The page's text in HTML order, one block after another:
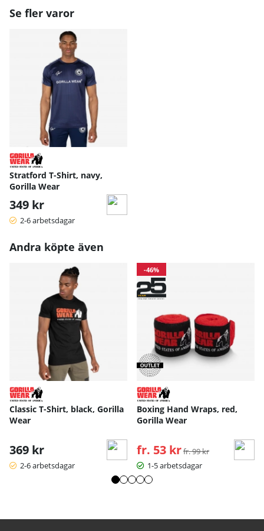
Se fler varor
Stratford T-Shirt, navy,
Gorilla Wear
349 kr
2-6 arbetsdagar
Andra köpte även
Classic T-Shirt, black, Gorilla
Wear
369 kr
2-6 arbetsdagar
-46%
Boxing Hand Wraps, red,
Gorilla Wear
fr. 53 kr Ordinarie pris:
fr. 99 kr
1-5 arbetsdagar